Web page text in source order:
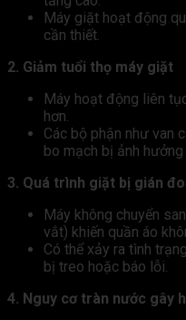
Máy giặt hoạt động
cần thiết.
2. Giảm tuổi thọ máy giặt
Máy hoạt động liên
hơn.
Các bộ phận như van
bo mạch bị ảnh
3. Quá trình giặt bị gián
Máy không chuyển
vắt) khiến quần áo
Có thể xảy ra tình
bị treo hoặc báo lỗi.
4. Nguy cơ tràn nước gây